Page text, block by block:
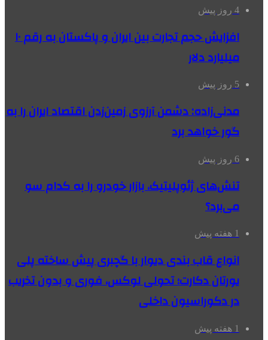
4 روز پیش
افزایش حجم تجارت بین ایران و پاکستان به رقم ۱۰
میلیارد دلار
5 روز پیش
مدنی‌زاده: دشمن آرزوی زمین‌زدن اقتصاد ایران را به
گور خواهد برد
6 روز پیش
تنش‌های ژئوپلیتیک، بازار خودرو را به کدام سو
می‌برد؟
1 هفته پیش
انواع قاب بندی دیوار با گچبری پیش ساخته پلی
یورتان دکارت؛ تحولی لوکس، فوری و بدون تخریب
در دکوراسیون داخلی
1 هفته پیش